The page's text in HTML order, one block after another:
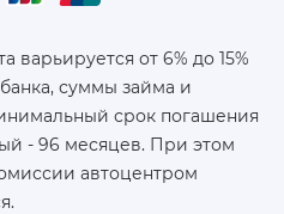
варьируется от 6% до 15%
суммы займа и
срок погашения
- 96 месяцев. При этом
автоцентром